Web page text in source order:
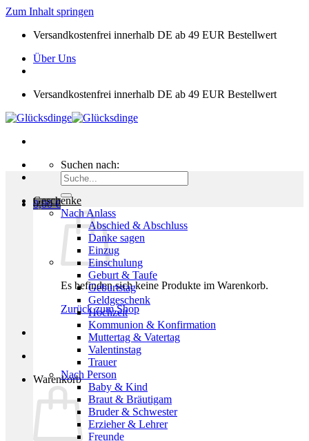
Zum Inhalt springen
Versandkostenfrei innerhalb DE ab 49 EUR Bestellwert
Über Uns
Versandkostenfrei innerhalb DE ab 49 EUR Bestellwert
Suchen nach:
0,00€
Es befinden sich keine Produkte im Warenkorb.
Zurück zum Shop
Warenkorb
Geschenke
Nach Anlass
Abschied & Abschluss
Danke sagen
Einzug
Einschulung
Geburt & Taufe
Geburtstag
Geldgeschenk
Hochzeit
Kommunion & Konfirmation
Muttertag & Vatertag
Valentinstag
Trauer
Nach Person
Baby & Kind
Braut & Bräutigam
Bruder & Schwester
Erzieher & Lehrer
Freunde